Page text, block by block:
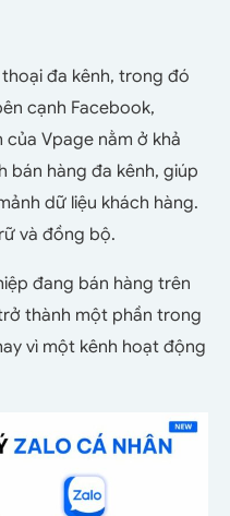
đa kênh, trong đó
cạnh Facebook,
của Vpage nằm ở khả
bán hàng đa kênh, giúp
dữ liệu khách hàng.
và đồng bộ.
đang bán hàng trên
thành một phần trong
vì một kênh hoạt động